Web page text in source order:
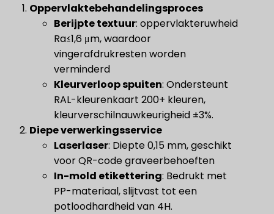
Oppervlaktebehandelingsproces
​Berijpte textuur​​: oppervlakteruwheid
Ra≤1,6 μm, waardoor
vingerafdrukresten worden
verminderd
​Kleurverloop spuiten​​: Ondersteunt
RAL-kleurenkaart 200+ kleuren,
kleurverschilnauwkeurigheid ±3%.
Diepe verwerkingsservice
​Laserlaser​​: Diepte 0,15 mm, geschikt
voor QR-code graveerbehoeften
In-mold etikettering​: Bedrukt met
PP-materiaal, slijtvast tot een
potloodhardheid van 4H.